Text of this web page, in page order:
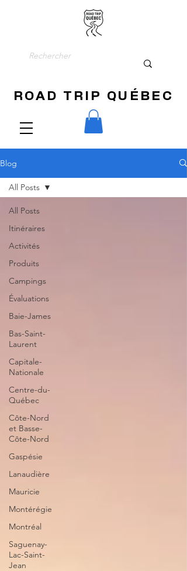
ROAD TRIP QUÉBEC
Blog
All Posts
Itinéraires
Activités
Produits
Campings
Évaluations
Baie-James
Bas-Saint-
Laurent
Capitale-
Nationale
Centre-du-
Québec
Côte-Nord
et Basse-
Côte-Nord
Gaspésie
Lanaudière
Mauricie
Montérégie
Montréal
Saguenay-
Lac-Saint-
Jean
All Posts